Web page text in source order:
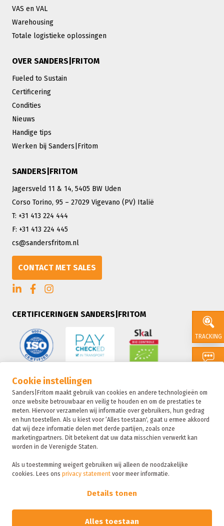
Cookie instellingen
Sanders|Fritom maakt gebruik van cookies en andere technologieën om
onze website betrouwbaar en veilig te houden en om de prestaties te
meten. Hiervoor verzamelen wij informatie over gebruikers, hun gedrag
en hun toestellen. Als u kiest voor ‘Alles toestaan', gaat u ermee akkoord
dat wij deze informatie delen met derde partijen, zoals onze
marketingpartners. Dit betekent dat uw data misschien verwerkt kan
worden in de Verenigde Staten.
Als u toestemming weigert gebruiken wij alleen de noodzakelijke
cookies. Lees onsprivacy statement voor meer informatie.
Details tonen
Alles toestaan
TRACKING
SALES
VAS en VAL
Warehousing
Totale logistieke oplossingen
OVER SANDERS|FRITOM
Fueled to Sustain
Certificering
Condities
Nieuws
Handige tips
Werken bij Sanders|Fritom
SANDERS|FRITOM
Jagersveld 11 & 14, 5405 BW Uden
Corso Torino, 95 – 27029 Vigevano (PV) Italië
T: +31 413 224 444
F: +31 413 224 445
cs@sandersfritom.nl
CONTACT MET SALES
CERTIFICERINGEN SANDERS|FRITOM
Sanders|Fritom is onderdeel van de Fritom Group
Privacybeleid